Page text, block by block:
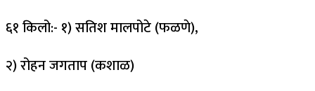
६१ किलो:- १) सतिश मालपोटे (फळणे),
२) रोहन जगताप (कशाळ)